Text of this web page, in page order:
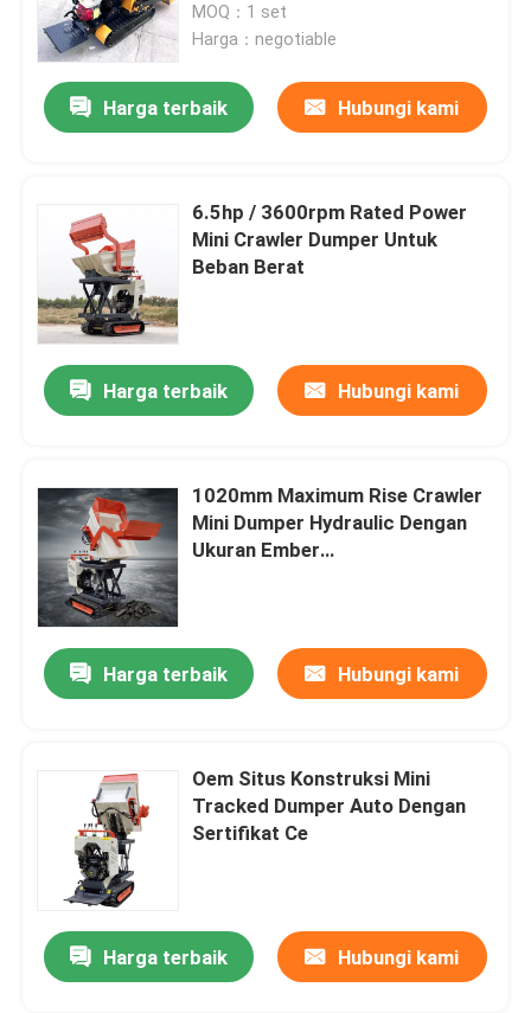
MOQ：1 set
Harga：negotiable
Harga terbaik Hubungi kami
6.5hp / 3600rpm Rated Power
Mini Crawler Dumper Untuk
Beban Berat
Harga terbaik Hubungi kami
1020mm Maximum Rise Crawler
Mini Dumper Hydraulic Dengan
Ukuran Ember
Harga terbaik Hubungi kami
Oem Situs Konstruksi Mini
Tracked Dumper Auto Dengan
Sertifikat Ce
Harga terbaik Hubungi kami